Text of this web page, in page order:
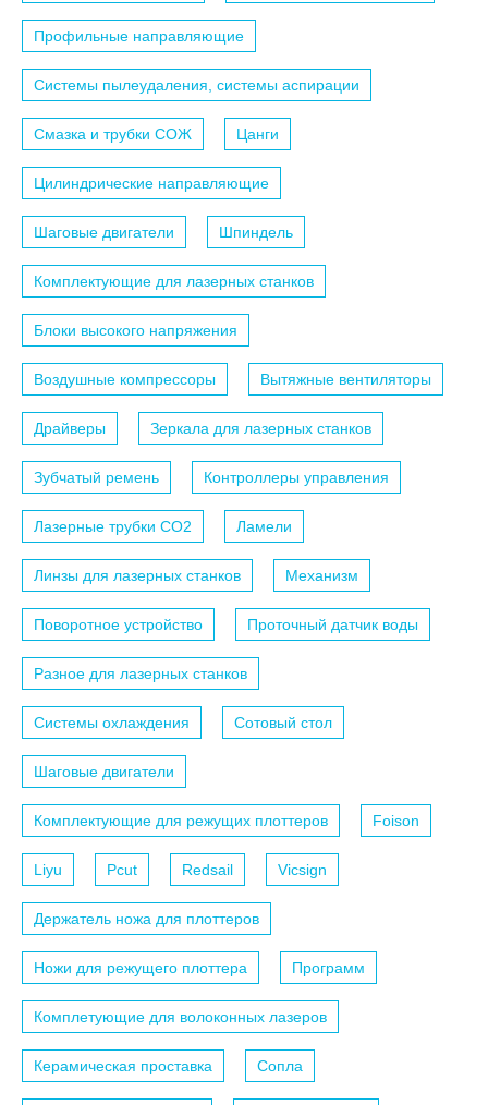
Профильные направляющие
Системы пылеудаления, системы аспирации
Смазка и трубки СОЖ Цанги
Цилиндрические направляющие
Шаговые двигатели Шпиндель
Комплектующие для лазерных станков
Блоки высокого напряжения
Воздушные компрессоры Вытяжные вентиляторы
Драйверы Зеркала для лазерных станков
Зубчатый ремень Контроллеры управления
Лазерные трубки СО2 Ламели
Линзы для лазерных станков Механизм
Поворотное устройство Проточный датчик воды
Разное для лазерных станков
Системы охлаждения Сотовый стол
Шаговые двигатели
Комплектующие для режущих плоттеров Foison
Liyu Pcut Redsail Vicsign
Держатель ножа для плоттеров
Ножи для режущего плоттера Программ
Комплетующие для волоконных лазеров
Керамическая проставка Сопла